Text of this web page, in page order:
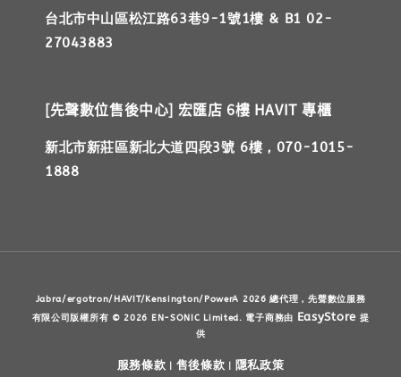
台北市中山區松江路63巷9-1號1樓 & B1 02-
27043883
[先聲數位售後中心] 宏匯店 6樓 HAVIT 專櫃
新北市新莊區新北大道四段3號 6樓，070-1015-
1888
Jabra/ergotron/HAVIT/Kensington/PowerA 2026 總代理，先聲數位服務
有限公司版權所有 © 2026 EN-SONIC Limited. 電子商務由 EasyStore 提
供
服務條款 售後條款 隱私政策